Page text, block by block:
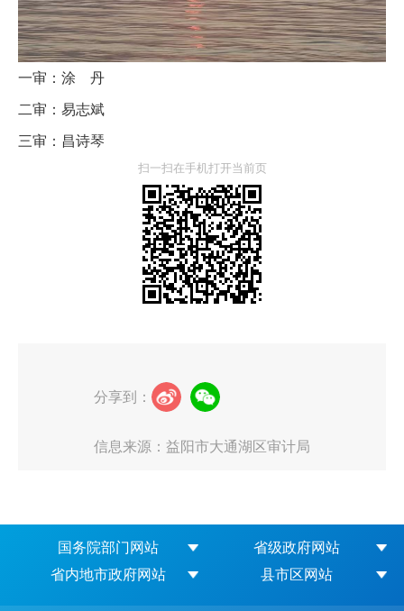
一审：涂 丹
二审：易志斌
三审：昌诗琴
扫一扫在手机打开当前页
分享到：
信息来源：益阳市大通湖区审计局
国务院部门网站
省级政府网站
省内地市政府网站
县市区网站